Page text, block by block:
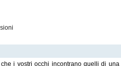
i vostri occhi incontrano quelli di